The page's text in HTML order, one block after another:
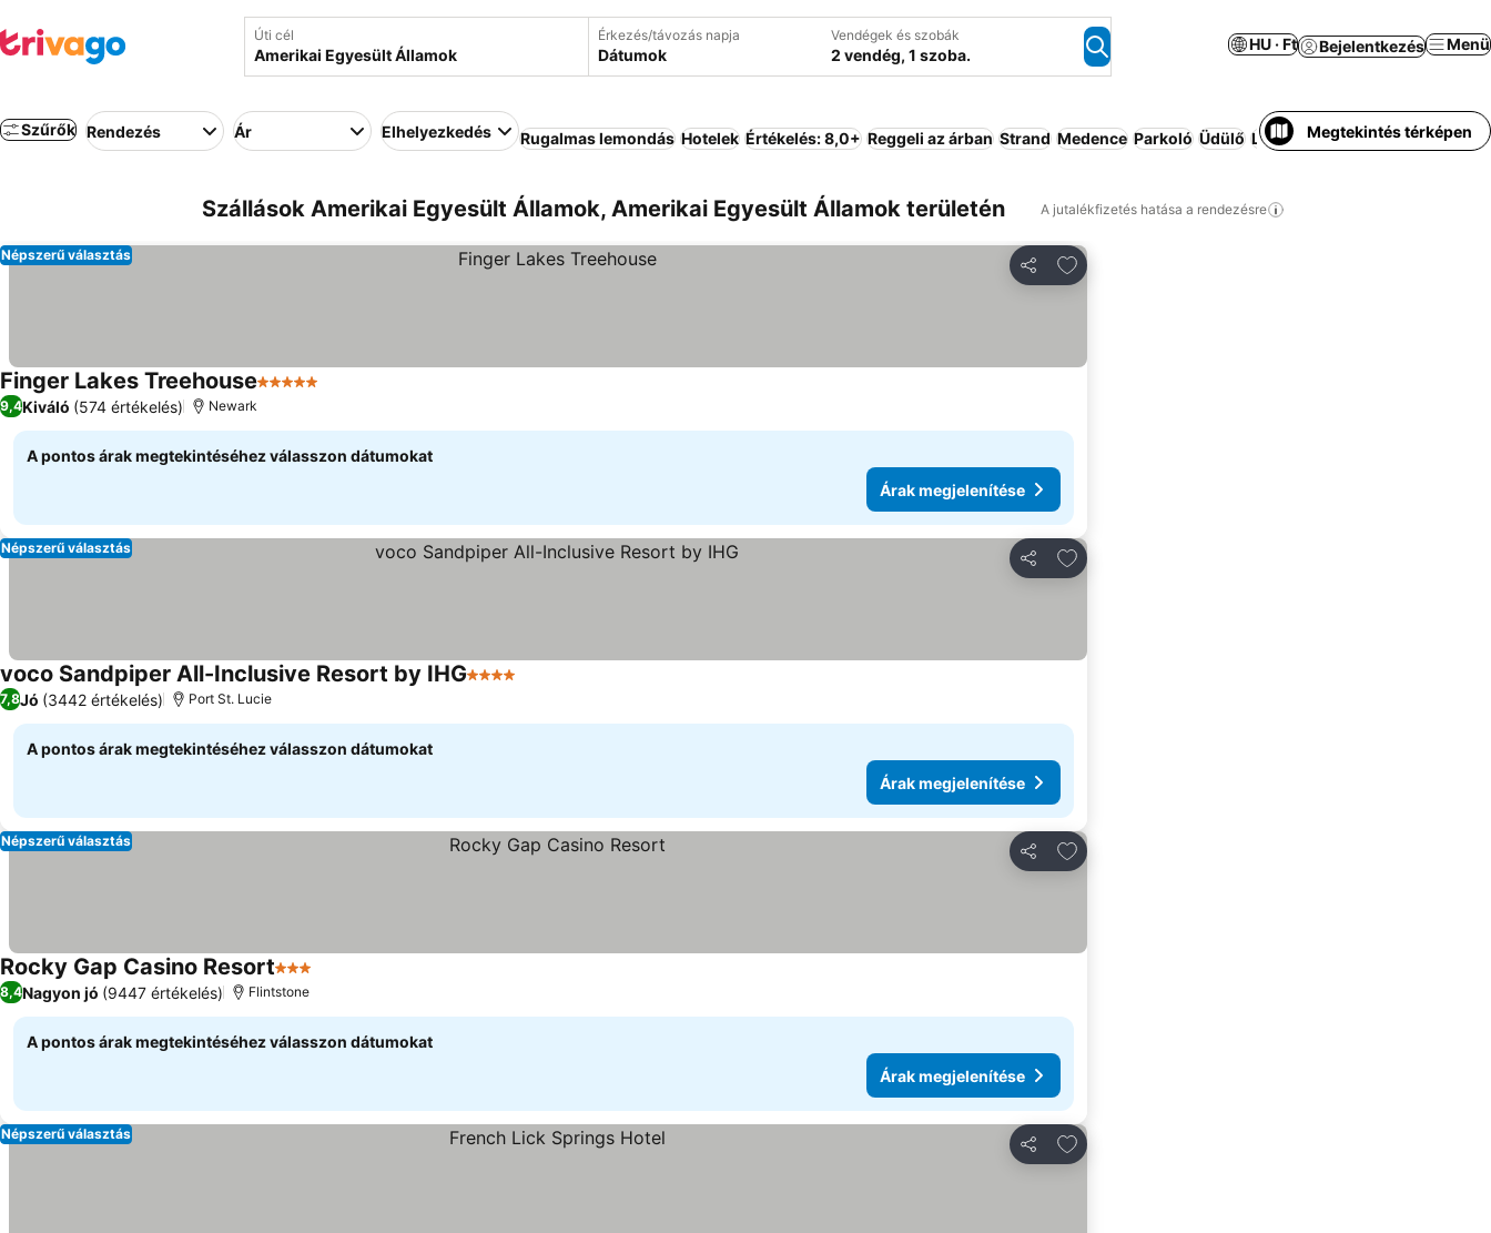
Úti cél Érkezés/távozás napja
Dátumok
Vendégek és szobák
2 vendég, 1 szoba.
HU · Ft Bejelentkezés Menü
Szűrők Rendezés Ár Elhelyezkedés Rugalmas lemondás Hotelek Értékelés: 8,0+ Reggeli az árban Strand Medence Parkoló Üdülő Légkondicionáló Wifi Étterem
Megtekintés térképen
Szállások Amerikai Egyesült Államok, Amerikai Egyesült Államok területén A jutalékfizetés hatása a rendezésre
Megosztás
Hozzáadás a kedvencekhez
Népszerű választás
Finger Lakes Treehouse5 Kategória
9,4Kiváló (574 értékelés) Newark
A pontos árak megtekintéséhez válasszon dátumokat
Árak megjelenítése
Megosztás
Hozzáadás a kedvencekhez
Népszerű választás
voco Sandpiper All-Inclusive Resort by IHG4 Kategória
7,8Jó (3442 értékelés) Port St. Lucie
A pontos árak megtekintéséhez válasszon dátumokat
Árak megjelenítése
Megosztás
Hozzáadás a kedvencekhez
Népszerű választás
Rocky Gap Casino Resort3 Kategória
8,4Nagyon jó (9447 értékelés) Flintstone
A pontos árak megtekintéséhez válasszon dátumokat
Árak megjelenítése
Megosztás
Hozzáadás a kedvencekhez
Népszerű választás